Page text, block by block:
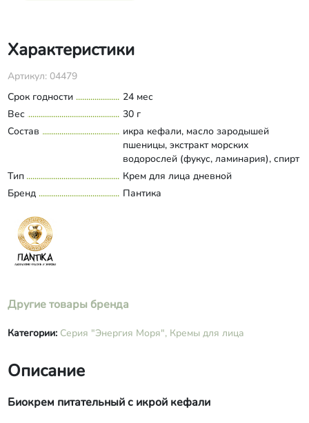
Характеристики
Артикул: 04479
Срок годности
24 мес
Вес
30 г
Состав
икра кефали, масло зародышей
пшеницы, экстракт морских
водорослей (фукус, ламинария), спирт
цетеариловый, глицерил стеарат
(органический), цетил пальмитат,
глицерин (растительный),
эфирное масло «Лемонграсс».
Развернуть состав
Тип
Крем для лица дневной
Бренд
Пантика
Другие товары бренда
Категории: Серия "Энергия Моря", Кремы для лица
Описание
Биокрем питательный с икрой кефали